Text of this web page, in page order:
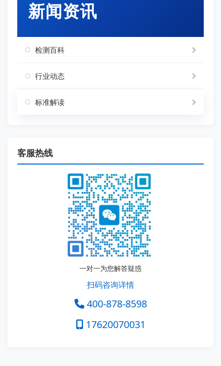
新闻资讯
检测百科
行业动态
标准解读
客服热线
一对一为您解答疑惑
扫码咨询详情
400-878-8598
17620070031